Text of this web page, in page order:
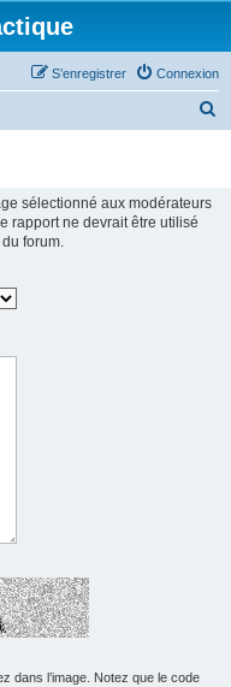
Connexion
S’enregistrer
sélectionné aux modérateurs
rapport ne devrait être utilisé
forum.
dans l’image. Notez que le code